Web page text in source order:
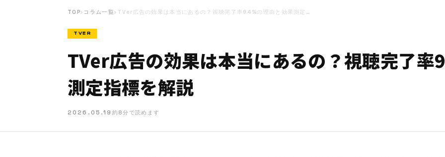
TOP› コラム一覧 › TVer広告の効果は本当にあるの？視聴完了率94%の理由と効果測定…
TVER
TVer広告の効果は本当にあるの？視聴完了率
測定指標を解説
2026.05.19 約8分で読めます